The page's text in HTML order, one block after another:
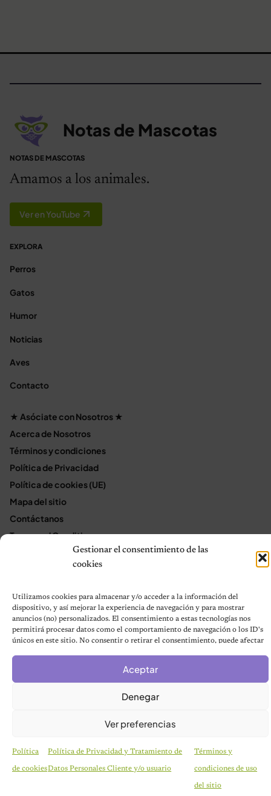
Gestionar el consentimiento de las
cookies
Utilizamos cookies para almacenar y/o acceder a la información del
dispositivo, y así mejorar la experiencia de navegación y para mostrar
anuncios (no) personalizados. El consentimiento a estas tecnologías nos
permitirá procesar datos como el comportamiento de navegación o los ID's
únicos en este sitio. No consentir o retirar el consentimiento, puede afectar
Aceptar
Denegar
Ver preferencias
Política
de cookies
Política de Privacidad y Tratamiento de
Datos Personales Cliente y/o usuario
Términos y
condiciones de uso
del sitio
HISTORIAS EMOTIVAS
Pesaba poco más de un kilo y estaba en la lista de
Notas de Mascotas
NOTAS DE MASCOTAS
Amamos a los animales.
Ver en YouTube
EXPLORA
Perros
Gatos
Humor
Noticias
Aves
Contacto
★ Asóciate con Nosotros ★
Acerca de Nosotros
Términos y condiciones
Política de Privacidad
Política de cookies (UE)
Mapa del sitio
Contáctanos
Terms and Conditions
Política de privacidad